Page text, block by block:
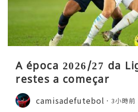
A época 2026/27 da
restes a começar
camisadefutebol 3小時前